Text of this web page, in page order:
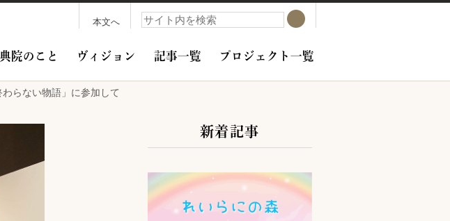
本文へ 検索
検索
院のこと ヴィジョン 記事一覧 プロジェクト一覧
らない物語」に参加して
サブコンテンツ
新着記事
記事を読む